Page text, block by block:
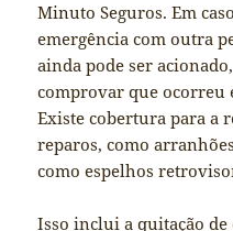
Minuto Seguros. Em
emergência com outra
ainda pode ser
comprovar que ocorreu
Existe cobertura para a
reparos, como
como espelhos
Isso inclui a quitação de